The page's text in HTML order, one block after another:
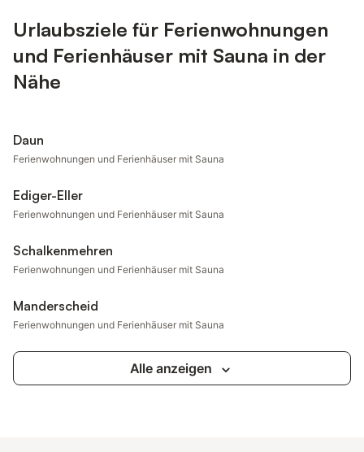
Urlaubsziele für Ferienwohnungen
und Ferienhäuser mit Sauna in der
Nähe
Daun
Ferienwohnungen und Ferienhäuser mit Sauna
Ediger-Eller
Ferienwohnungen und Ferienhäuser mit Sauna
Schalkenmehren
Ferienwohnungen und Ferienhäuser mit Sauna
Manderscheid
Ferienwohnungen und Ferienhäuser mit Sauna
Alle anzeigen